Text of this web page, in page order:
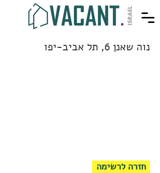
נוה שאנן 6, תל אביב-יפו
חזרה לרשימה